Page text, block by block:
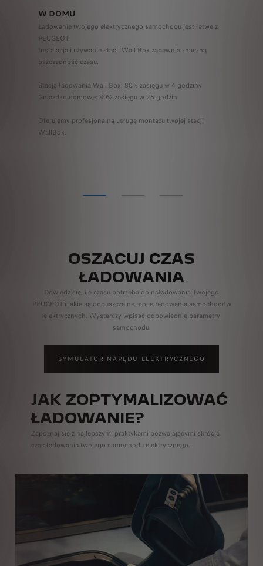
CarPlayTM (from Version 14) certified application accessible via Mirrorscreen or
W DOMU
Ładowanie twojego elektrycznego samochodu jest łatwe z
PEUGEOT.
Instalacja i używanie stacji Wall Box zapewnia znaczną
oszczędność czasu.
Stacja ładowania Wall Box: 80% zasięgu w 4 godziny
Gniazdko domowe: 80% zasięgu w 25 godzin
Oferujemy profesjonalną usługę montażu twojej stacji
WallBox.
OSZACUJ CZAS
ŁADOWANIA
Dowiedz się, ile czasu potrzeba do naładowania Twojego
PEUGEOT i jakie są dopuszczalne moce ładowania samochodów
elektrycznych. Wystarczy wpisać odpowiednie parametry
samochodu.
SYMULATOR NAPĘDU ELEKTRYCZNEGO
JAK ZOPTYMALIZOWAĆ
ŁADOWANIE?
Zapoznaj się z najlepszymi praktykami pozwalającymi skrócić
czas ładowania twojego samochodu elektrycznego.